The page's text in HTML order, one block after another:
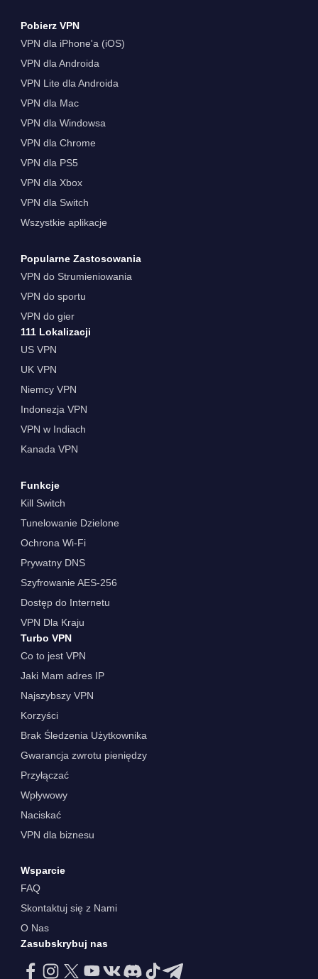
Continue reading Zakaz TikToka? Oto
Najgorętsza Alternatywa, RedNote, o Której
Musisz Wiedzieć
Pobierz VPN
VPN dla iPhone'a (iOS)
VPN dla Androida
VPN Lite dla Androida
VPN dla Mac
VPN dla Windowsa
VPN dla Chrome
VPN dla PS5
VPN dla Xbox
VPN dla Switch
Wszystkie aplikacje
Popularne Zastosowania
VPN do Strumieniowania
VPN do sportu
VPN do gier
111 Lokalizacji
US VPN
UK VPN
Niemcy VPN
Indonezja VPN
VPN w Indiach
Kanada VPN
Funkcje
Kill Switch
Tunelowanie Dzielone
Ochrona Wi-Fi
Prywatny DNS
Szyfrowanie AES-256
Dostęp do Internetu
VPN Dla Kraju
Turbo VPN
Co to jest VPN
Jaki Mam adres IP
Najszybszy VPN
Korzyści
Brak Śledzenia Użytkownika
Gwarancja zwrotu pieniędzy
Przyłączać
Wpływowy
Naciskać
VPN dla biznesu
Wsparcie
FAQ
Skontaktuj się z Nami
O Nas
Zasubskrybuj nas